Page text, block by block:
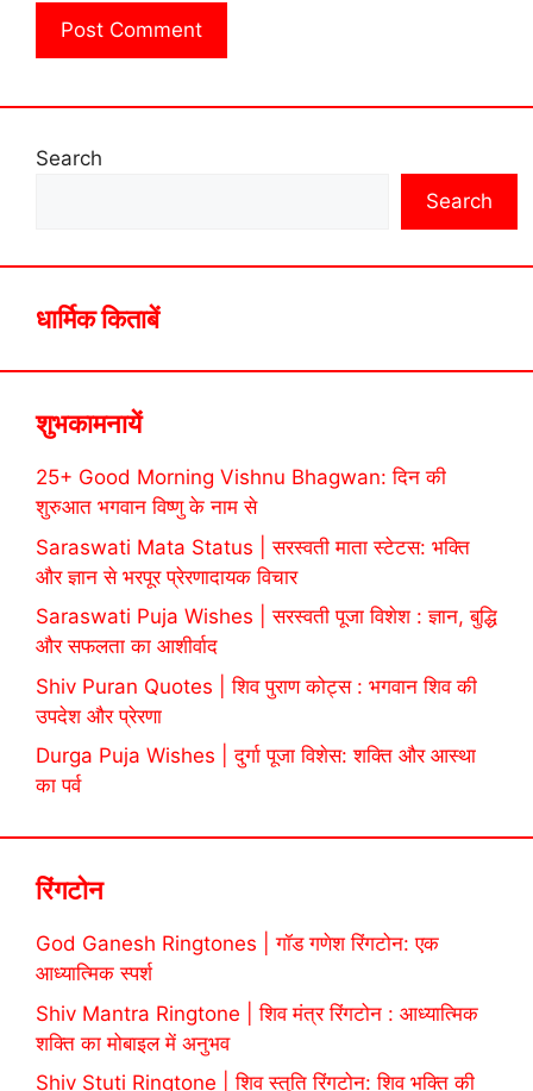
Search
Search
धार्मिक किताबें
शुभकामनायें
25+ Good Morning Vishnu Bhagwan: दिन की
शुरुआत भगवान विष्णु के नाम से
Saraswati Mata Status | सरस्वती माता स्टेटस: भक्ति
और ज्ञान से भरपूर प्रेरणादायक विचार
Saraswati Puja Wishes | सरस्वती पूजा विशेश : ज्ञान, बुद्धि
और सफलता का आशीर्वाद
Shiv Puran Quotes | शिव पुराण कोट्स : भगवान शिव की
उपदेश और प्रेरणा
Durga Puja Wishes | दुर्गा पूजा विशेस: शक्ति और आस्था
का पर्व
रिंगटोन
God Ganesh Ringtones | गॉड गणेश रिंगटोन: एक
आध्यात्मिक स्पर्श
Shiv Mantra Ringtone | शिव मंत्र रिंगटोन : आध्यात्मिक
शक्ति का मोबाइल में अनुभव
Shiv Stuti Ringtone | शिव स्तुति रिंगटोन: शिव भक्ति की